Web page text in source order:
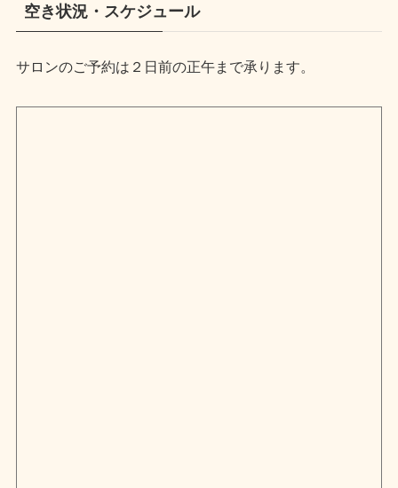
空き状況・スケジュール
サロンのご予約は２日前の正午まで承ります。